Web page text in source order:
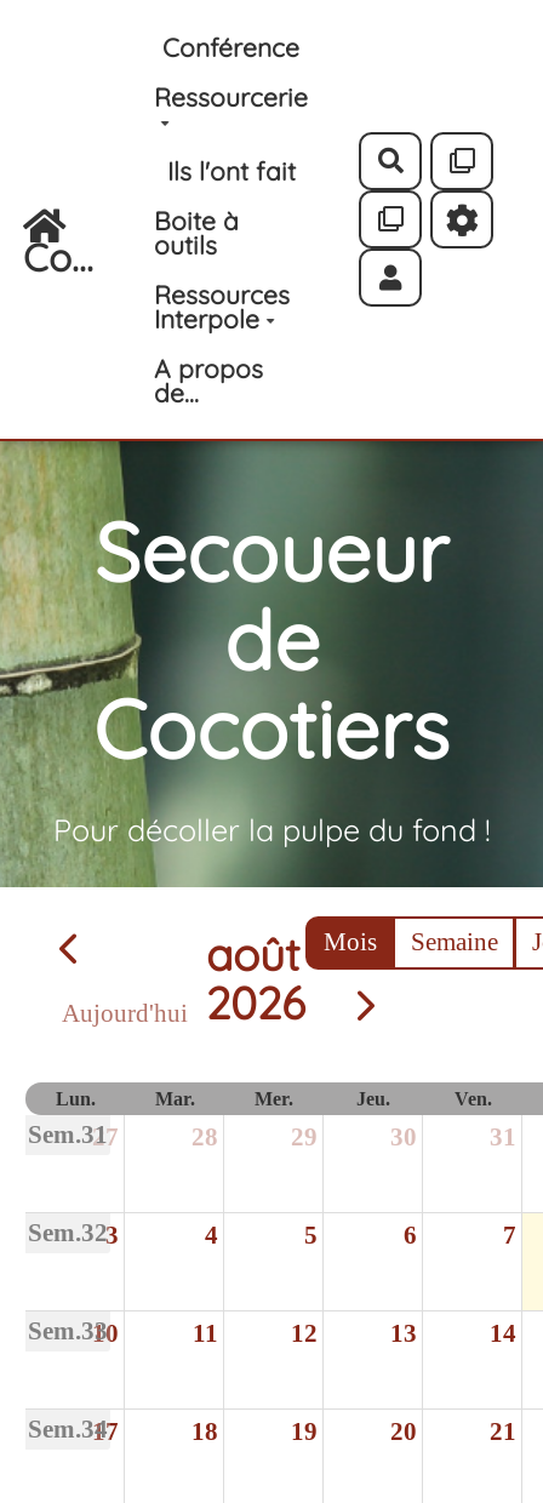
Aller au contenu principal
Co...
Conférence
Ressourcerie
Ils l'ont fait
Boite à
outils
Ressources
Interpole
A propos
de...
Rechercher
Secoueur
de
Cocotiers
Pour décoller la pulpe du fond !
Aujourd'hui
août
2026
Mois Semaine
Lun. Mar. Mer. Jeu. Ven.
Sem.31
27 28 29 30 31
Sem.323 4 5 6 7
Sem.33
10 11 12 13 14
Sem.34
17 18 19 20 21